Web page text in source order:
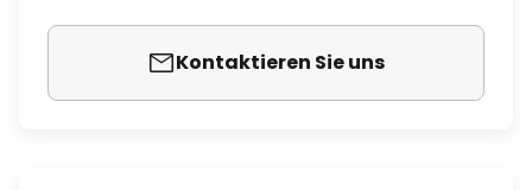
Kontaktieren Sie uns